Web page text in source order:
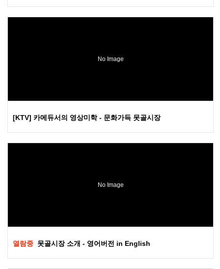
No Image
[KTV] 카메듀서의 영상미학 - 문화가득 못골시장
No Image
열람중 못골시장 소개 - 영어버전 in English